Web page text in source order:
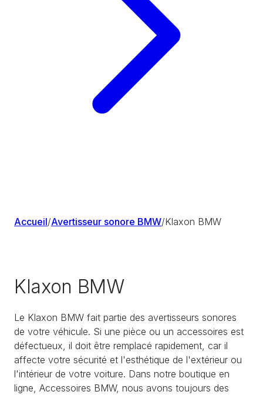
Accueil/Avertisseur sonore BMW/Klaxon BMW
Klaxon BMW
Le Klaxon BMW fait partie des avertisseurs sonores
de votre véhicule. Si une pièce ou un accessoires est
défectueux, il doit être remplacé rapidement, car il
affecte votre sécurité et l'esthétique de l'extérieur ou
l'intérieur de votre voiture. Dans notre boutique en
ligne, Accessoires BMW, nous avons toujours des